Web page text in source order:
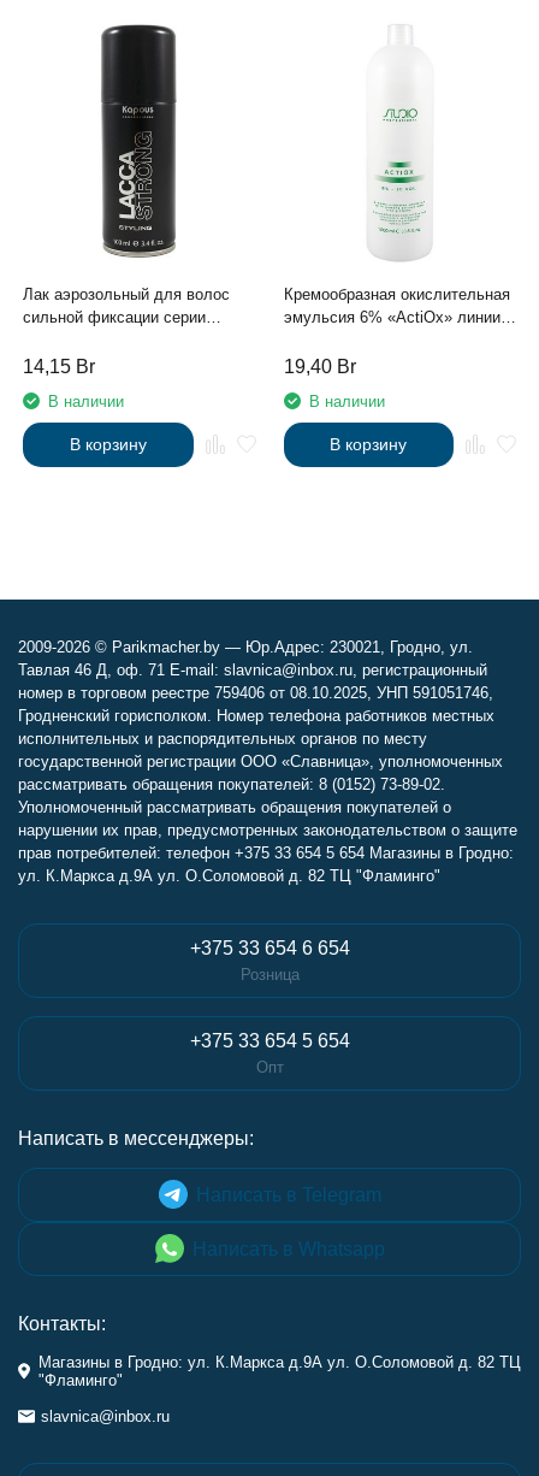
Лак аэрозольный для волос
сильной фиксации серии
14,15 Br
В наличии
В корзину
Кремообразная окислительная
эмульсия 6% «ActiOx» линии
экстрактом женьшеня и
19,40 Br
В наличии
В корзину
2009-2026 © Parikmacher.by — Юр.Адрес: 230021, Гродно, ул.
Тавлая 46 Д, оф. 71 E-mail: slavnica@inbox.ru, регистрационный
номер в торговом реестре 759406 от 08.10.2025, УНП 591051746,
Гродненский горисполком. Номер телефона работников местных
исполнительных и распорядительных органов по месту
государственной регистрации ООО «Славница», уполномоченных
рассматривать обращения покупателей: 8 (0152) 73-89-02.
Уполномоченный рассматривать обращения покупателей о
нарушении их прав, предусмотренных законодательством о защите
прав потребителей: телефон +375 33 654 5 654 Магазины в Гродно:
ул. К.Маркса д.9А ул. О.Соломовой д. 82 ТЦ "Фламинго"
+375 33 654 6 654
Розница
+375 33 654 5 654
Опт
Написать в мессенджеры:
Написать в Telegram
Написать в Whatsapp
Контакты:
Магазины в Гродно: ул. К.Маркса д.9А ул. О.Соломовой д. 82 ТЦ
"Фламинго"
slavnica@inbox.ru